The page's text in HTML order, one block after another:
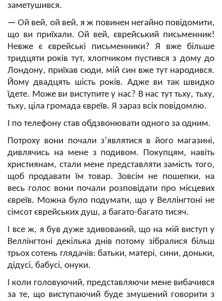
заметушився.
— Ой вей, ой вей, я ж повинен негайно повідомити,
що ви приїхали. Ой вей, єврейський письменник!
Невже є єврейські письменники? Я вже більше
тридцяти років тут, хлопчиком пустився з дому до
Лондону, приїхав сюди, мій син вже тут народився.
Йому двадцять шість років. Адже ви так швидко
їдете. Може ви виступите у нас? В нас тут тьху, тьху,
тьху, ціла громада євреїв. Я зараз всіх повідомлю.
І по телефону став обдзвонювати одного за одним.
Потроху вони почали з’являтися в його магазині,
дивлячись на мене з подивом. Покупцям, навіть
християнам, стали мене представляти замість того,
щоб продавати їм товар. Зовсім не пошепки, на
весь голос вони почали розповідати про місцевих
євреїв. Можна було подумати, що у Веллінгтоні не
сімсот єврейських душ, а багато-багато тисяч.
І все ж, я був дуже здивований, що на мій виступ у
Веллінгтоні декілька днів потому зібралися більш
трьох сотень глядачів: батьки, матері, сини, доньки,
дідусі, бабусі, онуки.
І коли головуючий, представляючи мене вибачився
за те, що виступаючий буде змушений говорити з